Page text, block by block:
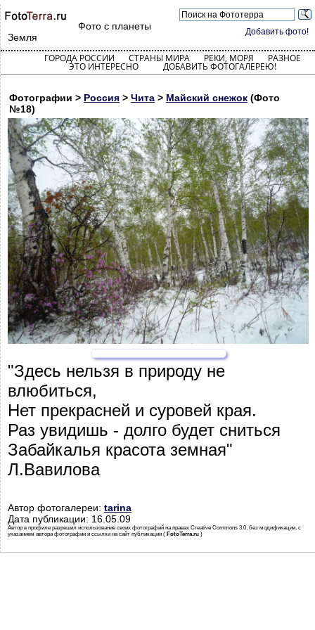
Добавить фото!
Фото с планеты
Земля
ГОРОДА РОССИИ СТРАНЫ МИРА РЕКИ, МОРЯ РАЗНОЕ
ЭТО ИНТЕРЕСНО ДОБАВИТЬ ФОТОГАЛЕРЕЮ!
Фотографии > Россия > Чита > Майский снежок (Фото
№18)
"Здесь нельзя в природу не
влюбиться,
Нет прекрасней и суровей края.
Раз увидишь - долго будет сниться
Забайкалья красота земная"
Л.Вавилова
Автор фотогалереи: tarina
Дата публикации: 16.05.09
Автор в профиле разрешил использование своих фотографий на правах Creative Commons 3.0, без модификации, с
указанием автора фотографии и ссылки на сайт публикации ( FotoTerra.ru )